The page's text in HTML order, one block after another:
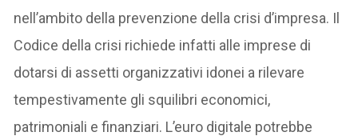
nell’ambito della prevenzione della crisi d’impresa. Il
Codice della crisi richiede infatti alle imprese di
dotarsi di assetti organizzativi idonei a rilevare
tempestivamente gli squilibri economici,
patrimoniali e finanziari. L’euro digitale potrebbe